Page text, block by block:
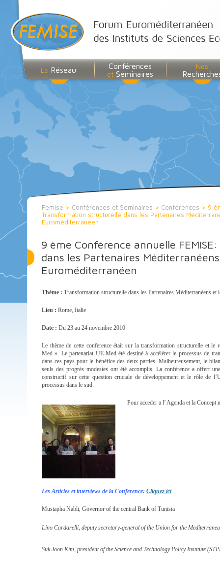
Le Réseau Conférences
et Séminaires
Nos
Femise > Conférences et Séminaires > Conférences > 9
Transformation structurelle dans les Partenaires
Euroméditerranéen
9 ème Conférence annuelle
dans les Partenaires
Euroméditerranéen
Thème : Transformation structurelle dans les Partenaires Méditerranéens et
Lieu : Rome, Italie
Date : Du 23 au 24 novembre 2010
Le thème de cette conference était sur la transformation structurelle et le
Med ». Le partenariat UE-Med été destiné à accélérer le processus de
dans ces pays pour le bénéfice des deux parties. Malheureusement, le
seuls des progrès modestes ont été accomplis. La conférence a offert
constructif sur cette question cruciale de développement et le rôle de
processus dans le sud.
Pour acceder a l’ Agenda et la Concept
Les Articles et interviews de la Conference: Cliquez ici
Mustapha Nabli, Governor of the central Bank of Tunisia
Lino Cardarelli, deputy secretary-general of the Union for the
Suk Joon Kim, president of the Science and Technology Policy Institute